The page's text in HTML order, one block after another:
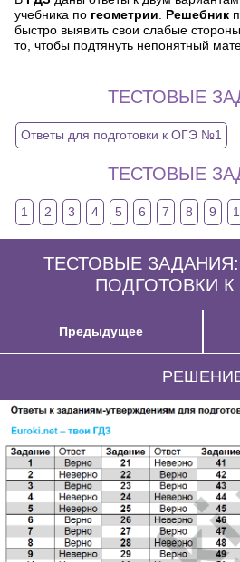
учебника по геометрии Решебник
быстро выявить свои слабые
то, чтобы подтянуть непонятный
ТЕСТОВЫЕ
Ответы для подготовки к ОГЭ №1
ТЕСТОВЫЕ
1 2 3 4 5 6 7 8 9
ТЕСТОВЫЕ
ПОДГОТОВКИ
Предыдущее